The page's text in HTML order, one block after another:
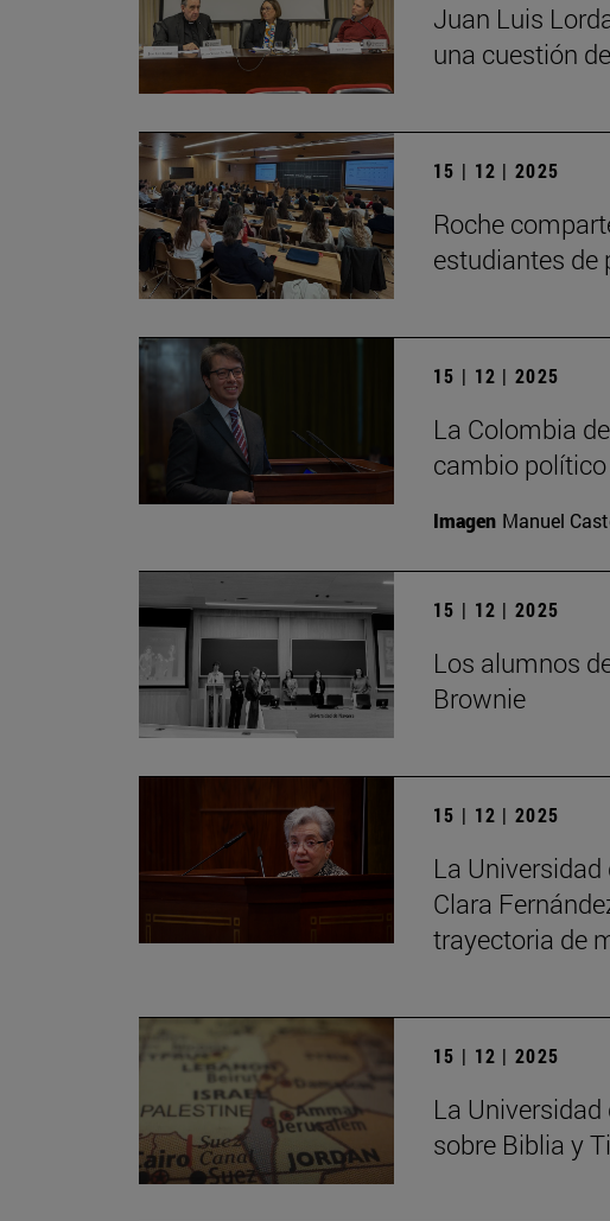
Juan Luis
una cuestión
15 | 12 | 2025
Roche
estudiantes de
15 | 12 | 2025
La Colombia
cambio
Imagen Manuel
15 | 12 | 2025
Los alumnos
Brownie
15 | 12 | 2025
La
Clara
trayectoria de
15 | 12 | 2025
La
sobre Biblia y